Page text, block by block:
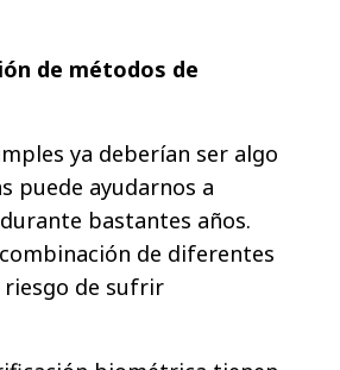
de métodos de
ya deberían ser algo
puede ayudarnos a
bastantes años.
de diferentes
riesgo de sufrir